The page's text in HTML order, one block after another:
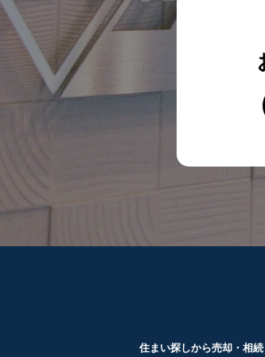
住まい探しから売却・相